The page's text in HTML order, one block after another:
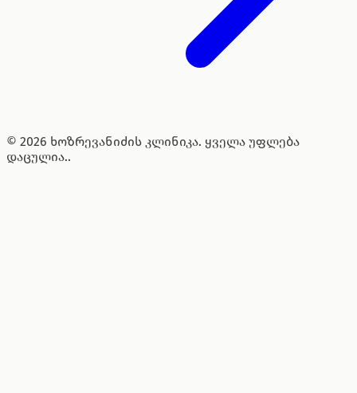
© 2026 ხოზრევანიძის კლინიკა. ყველა უფლება
დაცულია..